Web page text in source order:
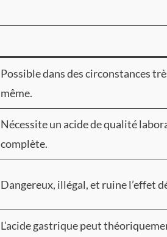
Possible dans des circonstances
même.
Nécessite un acide de qualité
complète.
Dangereux, illégal, et ruine l’effet
L’acide gastrique peut